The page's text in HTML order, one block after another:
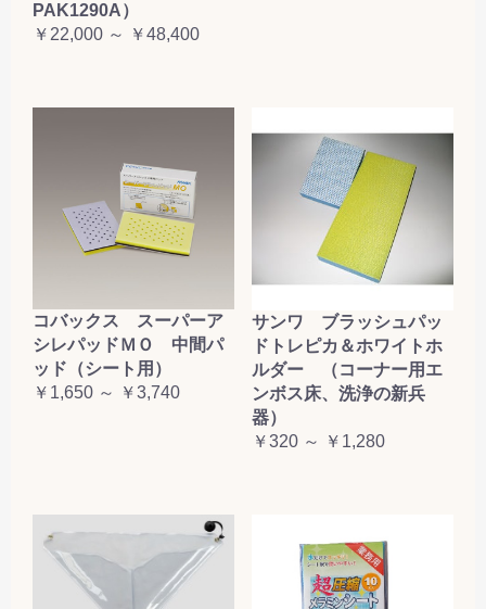
PAK1290A）
￥22,000 ～ ￥48,400
コバックス スーパーア
シレパッドＭＯ 中間パ
ッド（シート用）
￥1,650 ～ ￥3,740
サンワ ブラッシュパッ
ドトレピカ＆ホワイトホ
ルダー （コーナー用エ
ンボス床、洗浄の新兵
器）
￥320 ～ ￥1,280